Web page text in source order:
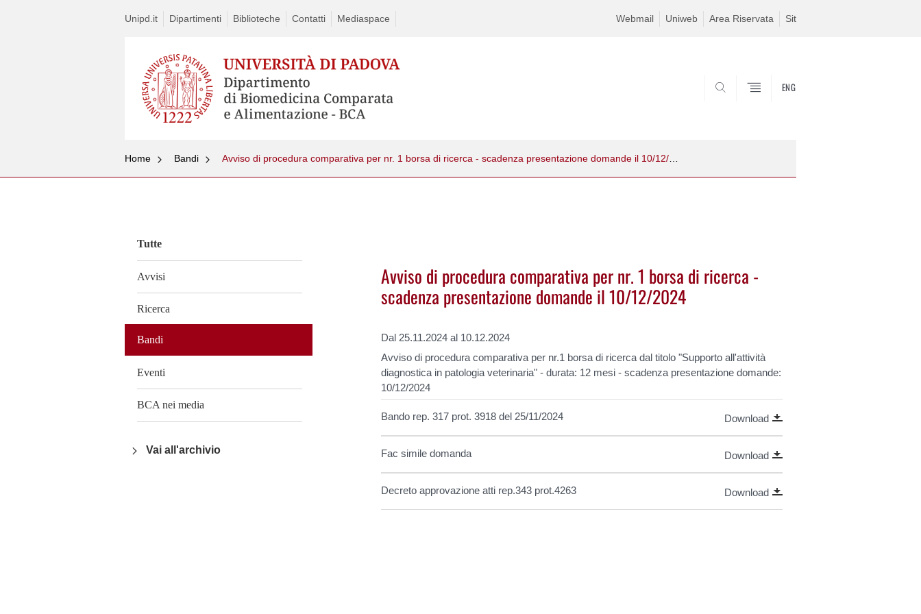
Unipd.it Dipartimenti Biblioteche Contatti Mediaspace Webmail Uniweb Area Riservata Sit
ENG
Home Bandi Avviso di procedura comparativa per nr. 1 borsa di ricerca - scadenza presentazione domande il 10/12/2024
Tutte
Avvisi
Ricerca
Bandi
Eventi
BCA nei media
Vai all'archivio
Avviso di procedura comparativa per nr. 1 borsa di ricerca -
scadenza presentazione domande il 10/12/2024
Dal 25.11.2024 al 10.12.2024
Avviso di procedura comparativa per nr.1 borsa di ricerca dal titolo "Supporto all'attività
diagnostica in patologia veterinaria" - durata: 12 mesi - scadenza presentazione domande:
10/12/2024
Bando rep. 317 prot. 3918 del 25/11/2024 Download
Fac simile domanda Download
Decreto approvazione atti rep.343 prot.4263 Download